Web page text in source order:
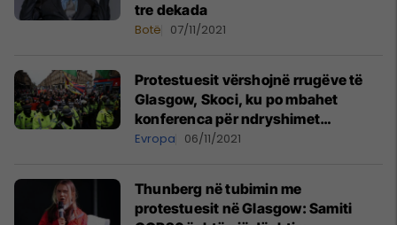
tre dekada
Botë 07/11/2021
Protestuesit vërshojnë rrugëve të
Glasgow, Skoci, ku po mbahet
konferenca për ndryshimet
klimatike COP26
Evropa 06/11/2021
Thunberg në tubimin me
protestuesit në Glasgow: Samiti